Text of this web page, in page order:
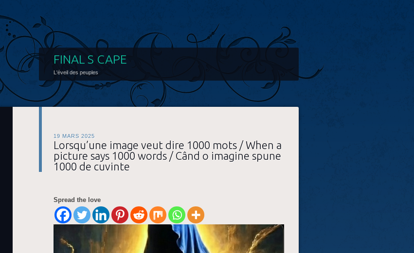
FINAL S CAPE
L'éveil des peuples
19 MARS 2025
Lorsqu’une image veut dire 1000 mots / When a
picture says 1000 words / Când o imagine spune
1000 de cuvinte
Spread the love